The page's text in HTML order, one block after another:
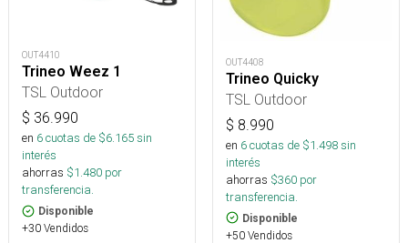
OUT4410
Trineo Weez 1
TSL Outdoor
$ 36.990
en 6cuotas de $6.165sin
interés
ahorras $1.480 por
transferencia.
Disponible
+30 Vendidos
OUT4408
Trineo Quicky
TSL Outdoor
$ 8.990
en 6cuotas de $1.498sin
interés
ahorras $360 por
transferencia.
Disponible
+50 Vendidos